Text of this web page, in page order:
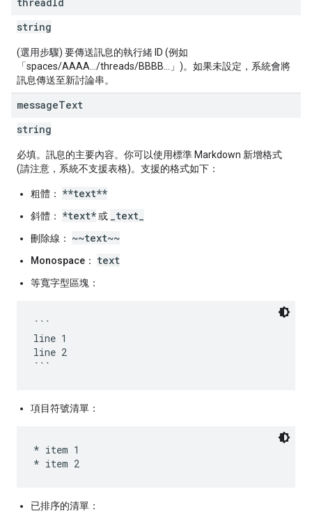
string
(選用步驟) 要傳送訊息的執行緒 ID (例如
「spaces/AAAA.../threads/BBBB...」)。如果未設定，系統會將
訊息傳送至新討論串。
messageText
string
必填。訊息的主要內容。你可以使用標準 Markdown 新增格式
(請注意，系統不支援表格)。支援的格式如下：
粗體： **text**
斜體： *text*或 _text_
刪除線： ~~text~~
Monospace： text
等寬字型區塊：
```
line 1
line 2
項目符號清單：
* item 1
已排序的清單：